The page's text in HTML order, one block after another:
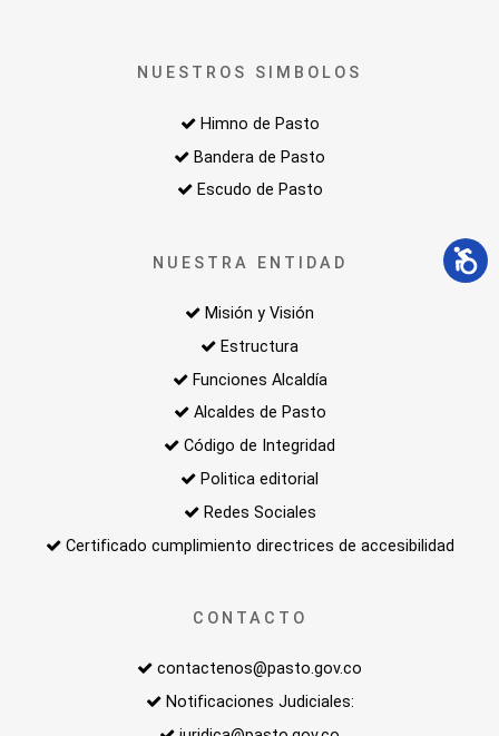
NUESTROS SIMBOLOS
Himno de Pasto
Bandera de Pasto
Escudo de Pasto
NUESTRA ENTIDAD
Misión y Visión
Estructura
Funciones Alcaldía
Alcaldes de Pasto
Código de Integridad
Politica editorial
Redes Sociales
Certificado cumplimiento directrices de accesibilidad
CONTACTO
contactenos@pasto.gov.co
Notificaciones Judiciales: